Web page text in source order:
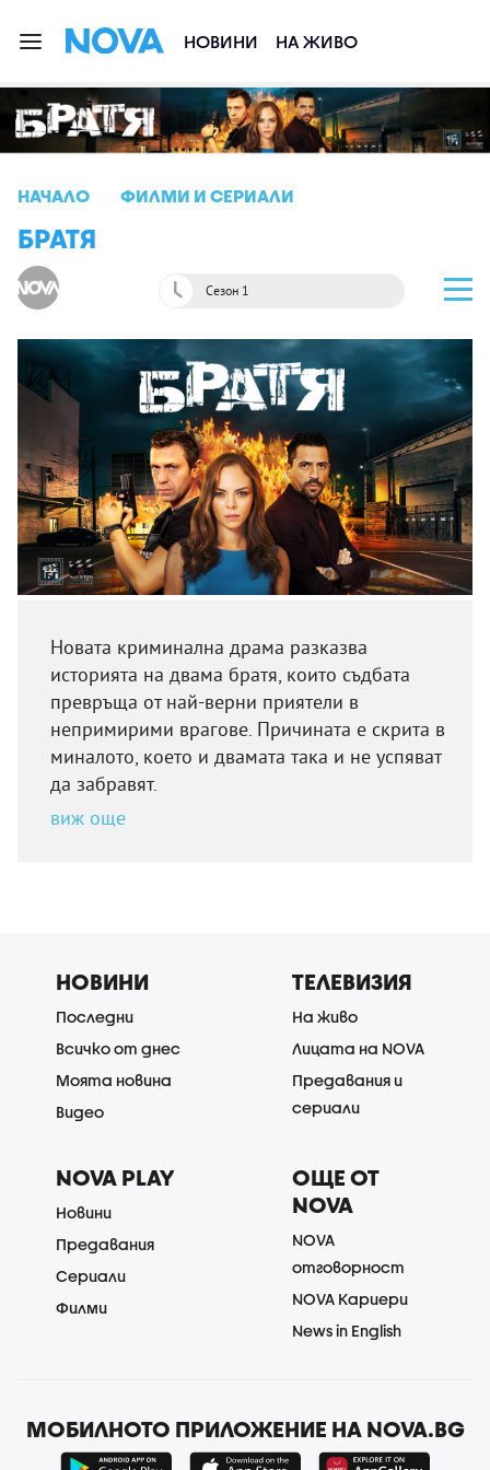
НОВИНИ НА ЖИВО
НАЧАЛО ФИЛМИ И СЕРИАЛИ
БРАТЯ
Сезон 1
Новата криминална драма разказва
историята на двама братя, които съдбата
превръща от най-верни приятели в
непримирими врагове. Причината е скрита в
миналото, което и двамата така и не успяват
да забравят.
виж още
НОВИНИ
Последни
Всичко от днес
Моята новина
Видео
ТЕЛЕВИЗИЯ
На живо
Лицата на NOVA
Предавания и
сериали
NOVA PLAY
Новини
Предавания
Сериали
Филми
ОЩЕ ОТ
NOVA
NOVA
отговорност
NOVA Кариери
News in English
МОБИЛНОТО ПРИЛОЖЕНИЕ НА NOVA.BG